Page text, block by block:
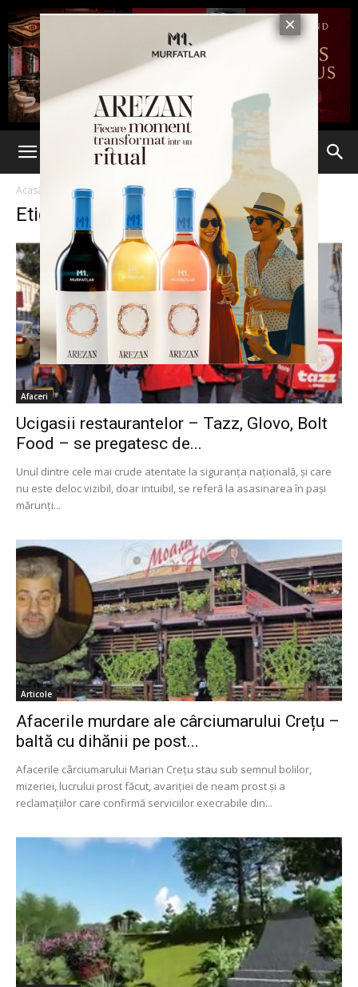
Acasă Etichete HoReCa
Etichetă: HoReCa
Afaceri
Ucigasii restaurantelor – Tazz, Glovo, Bolt
Food – se pregatesc de...
Unul dintre cele mai crude atentate la siguranța națională, și care
nu este deloc vizibil, doar intuibil, se referă la asasinarea în pași
mărunți...
Articole
Afacerile murdare ale cârciumarului Crețu –
baltă cu dihănii pe post...
Afacerile cârciumarului Marian Crețu stau sub semnul bolilor,
mizeriei, lucrului prost făcut, avariției de neam prost și a
reclamațiilor care confirmă serviciilor execrabile din...